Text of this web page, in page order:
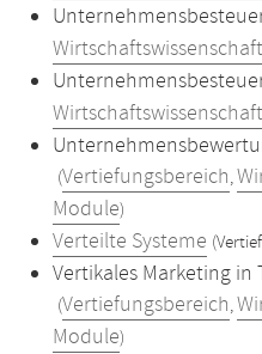
(Vertiefungsbereich,
Module)
Verteilte Systeme
Vertikales Marketing in
(Vertiefungsbereich,
Module)